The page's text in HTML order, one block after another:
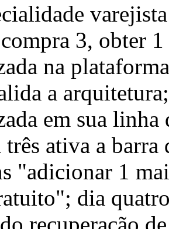
3, obter
na
a
em sua
ativa a
"adicionar 1
dia
recuperação